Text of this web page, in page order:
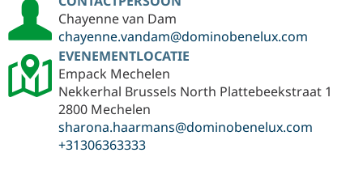
Chayenne van Dam
chayenne.vandam@dominobenelux.com
EVENEMENTLOCATIE
Empack Mechelen
Nekkerhal Brussels North Plattebeekstraat 1
2800 Mechelen
sharona.haarmans@dominobenelux.com
+31306363333